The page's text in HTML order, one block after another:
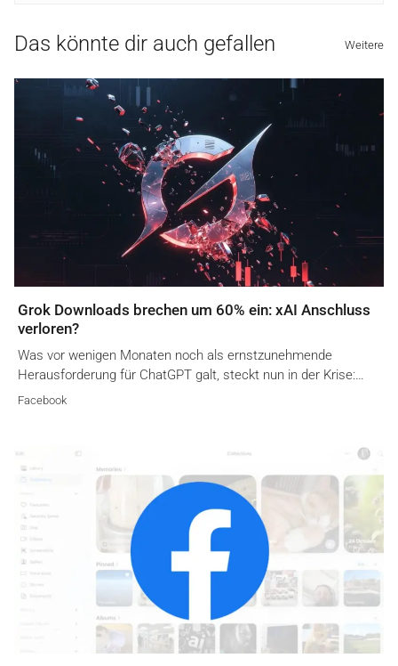
Das könnte dir auch gefallen Weitere
Grok Downloads brechen um 60% ein: xAI Anschluss
verloren?
Was vor wenigen Monaten noch als ernstzunehmende
Herausforderung für ChatGPT galt, steckt nun in der Krise:…
Facebook